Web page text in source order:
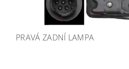
PRAVÁ ZADNÍ LAMPA